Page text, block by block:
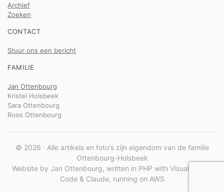
Archief
Zoeken
CONTACT
Stuur ons een bericht
FAMILIE
Jan Ottenbourg
Kristel Holsbeek
Sara Ottenbourg
Roos Ottenbourg
© 2026 · Alle artikels en foto's zijn eigendom van de familie
Ottenbourg-Holsbeek
Website by Jan Ottenbourg, written in PHP with Visual Studio
Code & Claude, running on AWS